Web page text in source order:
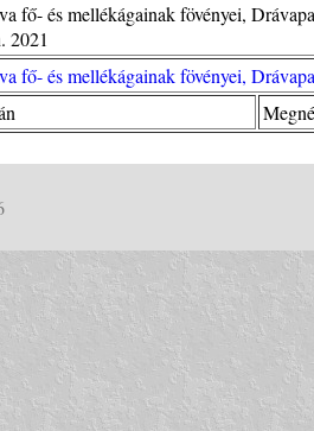
fő- és mellékágainak fövényei,
2021
fő- és mellékágainak fövényei,